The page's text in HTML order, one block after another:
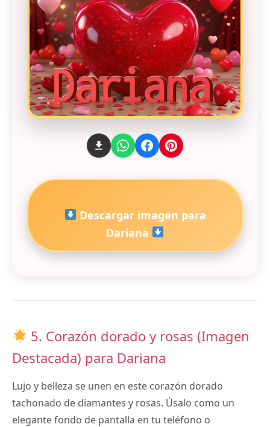
Descargar imagen para
Dariana
5. Corazón dorado y rosas (Imagen
Destacada) para Dariana
Lujo y belleza se unen en este corazón dorado
tachonado de diamantes y rosas. Úsalo como un
elegante fondo de pantalla en tu teléfono o